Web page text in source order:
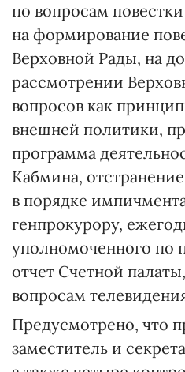
по вопросам
на формирование
Верховной Рады, на
рассмотрении
вопросов как
внешней политики,
программа
Кабмина,
в порядке
генпрокурору,
уполномоченного по
отчет Счетной
вопросам
Предусмотрено, что
заместитель и